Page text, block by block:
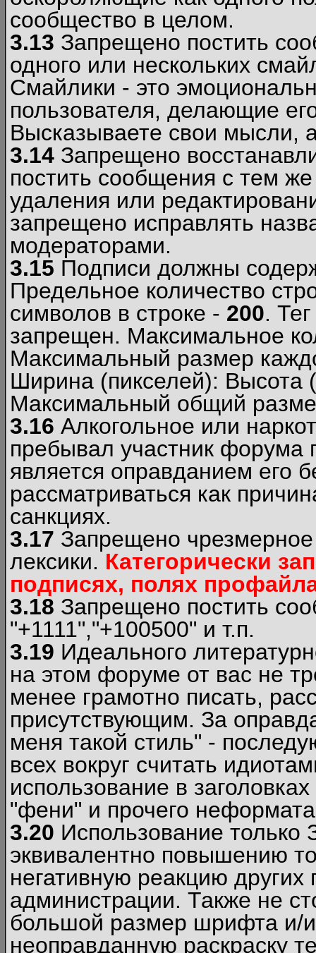
сообщество в целом.
3.13 Запрещено постить
одного или нескольких
Смайлики - это
пользователя, делающие
Высказываете свои мысли,
3.14 Запрещено
постить сообщения с тем
удаления или
запрещено исправлять
модераторами.
3.15 Подписи должны
Предельное количество
символов в строке - 200.
запрещен. Максимальное
Максимальный размер
Ширина (пикселей): Высота
Максимальный общий
3.16 Алкогольное или
пребывал участник форума
является оправданием его
рассматриваться как
санкциях.
3.17 Запрещено
лексики. Категорически
подписях, полях
3.18 Запрещено постить
"+1111","+100500" и т.п.
3.19 Идеального
на этом форуме от вас не
менее грамотно писать,
присутствующим. За
меня такой стиль" -
всех вокруг считать
использование в
"фени" и прочего
3.20 Использование
эквивалентно повышению
негативную реакцию
администрации. Также не
большой размер шрифта и/
неоправданную раскраску